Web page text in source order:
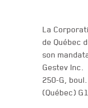
La
de Québec
son
Gestev Inc.
250-G,
(Québec)